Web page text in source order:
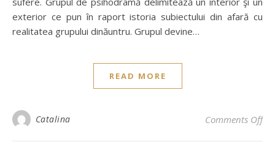
exterior ce pun în raport istoria subiectului din afară cu
realitatea grupului dinăuntru. Grupul devine…
READ MORE
Catalina Comments Off